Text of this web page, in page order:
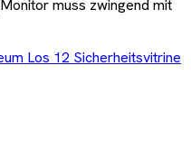
muss zwingend mit
Los 12 Sicherheitsvitrine